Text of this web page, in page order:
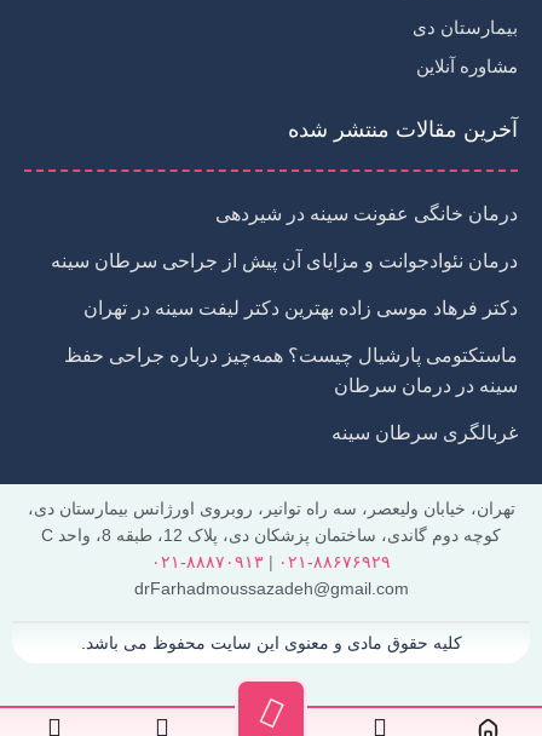
بیمارستان دی
مشاوره آنلاین
آخرین مقالات منتشر شده
درمان خانگی عفونت سینه در شیردهی
درمان نئوادجوانت و مزایای آن پیش از جراحی سرطان سینه
دکتر فرهاد موسی زاده بهترین دکتر لیفت سینه در تهران
ماستکتومی پارشیال چیست؟ همه‌چیز درباره جراحی حفظ
سینه در درمان سرطان
غربالگری سرطان سینه
تهران، خیابان ولیعصر، سه راه توانیر، روبروی اورژانس بیمارستان دی،
کوچه دوم گاندی، ساختمان پزشکان دی، پلاک 12، طبقه 8، واحد C
۰۲۱-۸۸۶۷۶۹۲۹
۰۲۱-۸۸۸۷۰۹۱۳
drFarhadmoussazadeh@gmail.com
کلیه حقوق مادی و معنوی این سایت محفوظ می باشد.